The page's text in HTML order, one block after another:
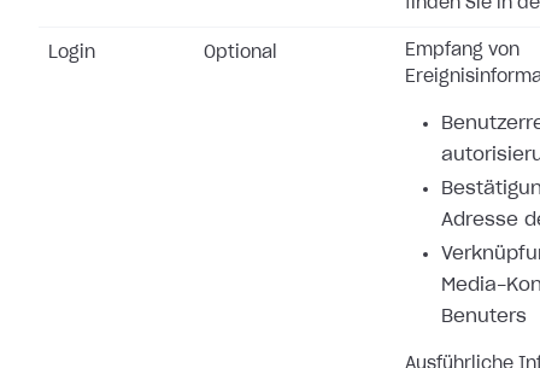
finden Sie in
Login Optional
Empfang von
Adresse
Media-
Benuters
Ausführliche